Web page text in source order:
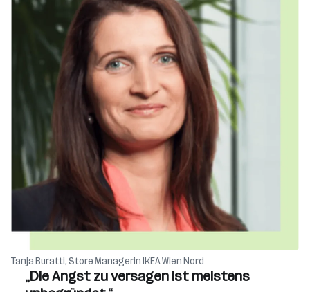
Tanja Buratti, Store Managerin IKEA Wien Nord
„Die Angst zu versagen ist meistens